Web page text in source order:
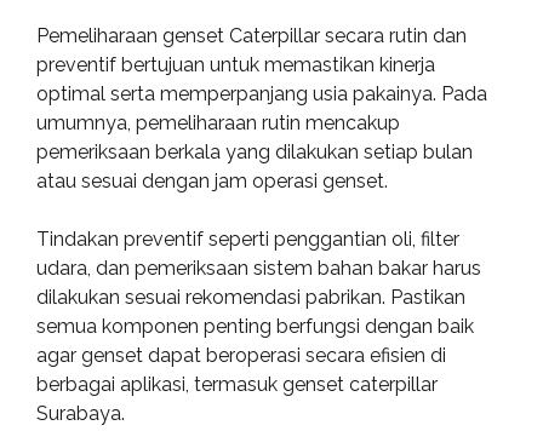
Pemeliharaan genset Caterpillar secara rutin dan
preventif bertujuan untuk memastikan kinerja
optimal serta memperpanjang usia pakainya. Pada
umumnya, pemeliharaan rutin mencakup
pemeriksaan berkala yang dilakukan setiap bulan
atau sesuai dengan jam operasi genset.
Tindakan preventif seperti penggantian oli, filter
udara, dan pemeriksaan sistem bahan bakar harus
dilakukan sesuai rekomendasi pabrikan. Pastikan
semua komponen penting berfungsi dengan baik
agar genset dapat beroperasi secara efisien di
berbagai aplikasi, termasuk genset caterpillar
Surabaya.